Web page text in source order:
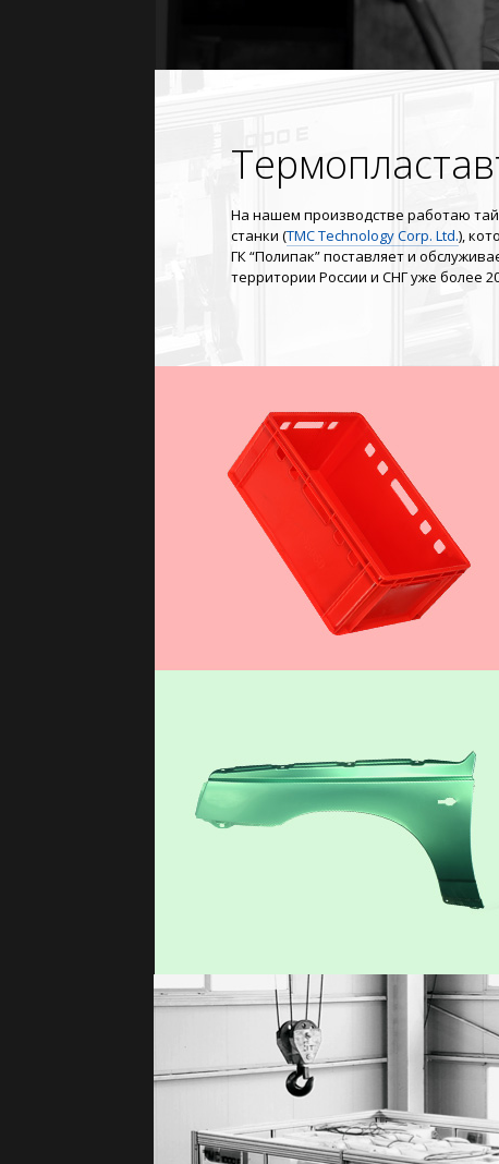
На нашем производстве работаю
станки (ТМС Technology Corp. Ltd.),
ГК “Полипак” поставляет и
территории России и СНГ уже более